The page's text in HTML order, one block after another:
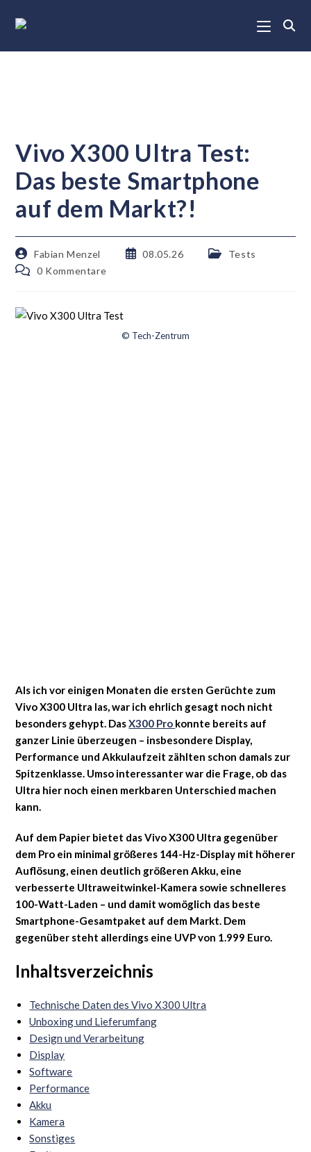
Vivo X300 Ultra Test:
Das beste Smartphone
auf dem Markt?!
Fabian Menzel 08.05.26
Tests
0 Kommentare
© Tech-Zentrum
Als ich vor einigen Monaten die ersten Gerüchte zum
Vivo X300 Ultra las, war ich ehrlich gesagt noch nicht
besonders gehypt. DasX300 Pro konnte bereits auf
ganzer Linie überzeugen – insbesondere Display,
Performance und Akkulaufzeit zählten schon damals zur
Spitzenklasse. Umso interessanter war die Frage, ob das
Ultra hier noch einen merkbaren Unterschied machen
kann.
Auf dem Papier bietet das Vivo X300 Ultra gegenüber
dem Pro ein minimal größeres 144-Hz-Display mit höherer
Auflösung, einen deutlich größeren Akku, eine
verbesserte Ultraweitwinkel-Kamera sowie schnelleres
100-Watt-Laden – und damit womöglich das beste
Smartphone-Gesamtpaket auf dem Markt. Dem
gegenüber steht allerdings eine UVP von 1.999 Euro.
Inhaltsverzeichnis
Technische Daten des Vivo X300 Ultra
Unboxing und Lieferumfang
Design und Verarbeitung
Display
Software
Performance
Akku
Kamera
Sonstiges